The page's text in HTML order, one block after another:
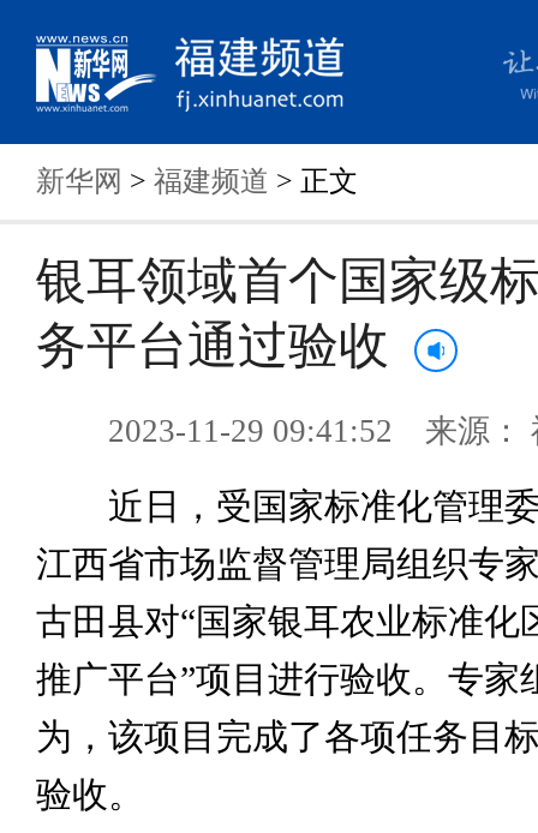
新华网 > 福建频道 > 正文
银耳领域首个国家级
务平台通过验收
2023-11-29 09:41:52 来源：
近日，受国家标准化管理委
江西省市场监督管理局组织专
古田县对“国家银耳农业标准化
推广平台”项目进行验收。专家
为，该项目完成了各项任务目
验收。